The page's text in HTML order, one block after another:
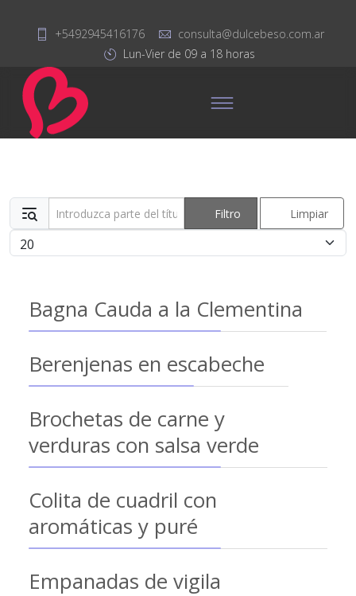
+5492945416176
consulta@dulcebeso.com.ar
Lun-Vier de 09 a 18 horas
Introduzca parte del título Filtro Limpiar
Cantidad
Bagna Cauda a la Clementina
Berenjenas en escabeche
Brochetas de carne y
verduras con salsa verde
Colita de cuadril con
aromáticas y puré
Empanadas de vigila